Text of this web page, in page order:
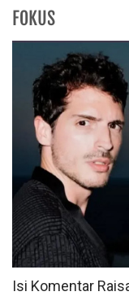
FOKUS
Isi Komentar